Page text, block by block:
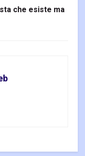
che esiste ma